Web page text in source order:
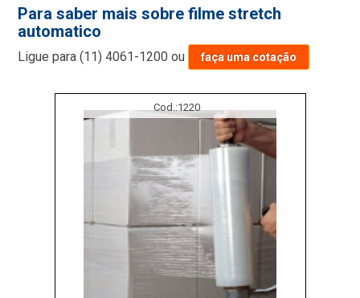
Para saber mais sobre filme stretch
automatico
Ligue para(11) 4061-1200 ou faça uma cotação
Cod.:1220